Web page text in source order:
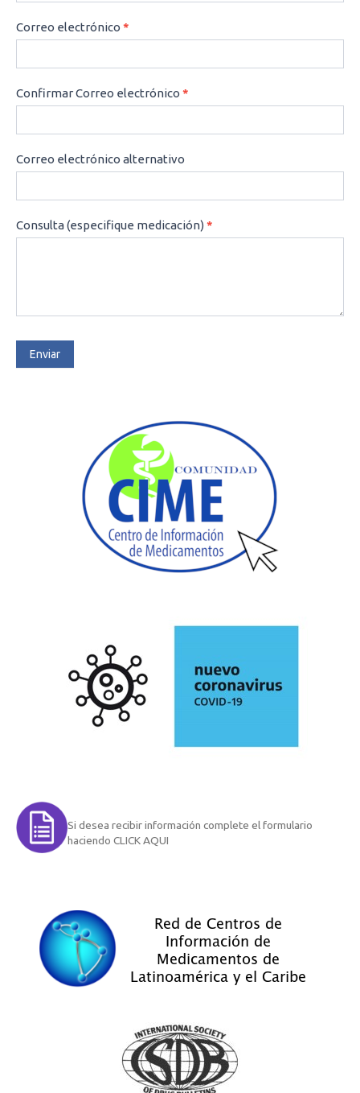
Correo electrónico *
Confirmar Correo electrónico *
Correo electrónico alternativo
Consulta (especifique medicación)*
Enviar
Si desea recibir información complete el formulario
haciendo CLICK AQUI